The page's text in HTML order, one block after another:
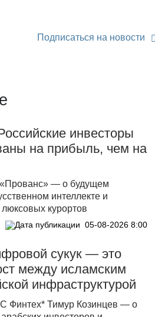
Подписаться на новости
инвесторы
на прибыль, чем на
— о будущем
интеллекте и
курортов
05-08-2026 8:00
сукук — это
между исламским
инфраструктурой
Финтех* Тимур Козинцев — о